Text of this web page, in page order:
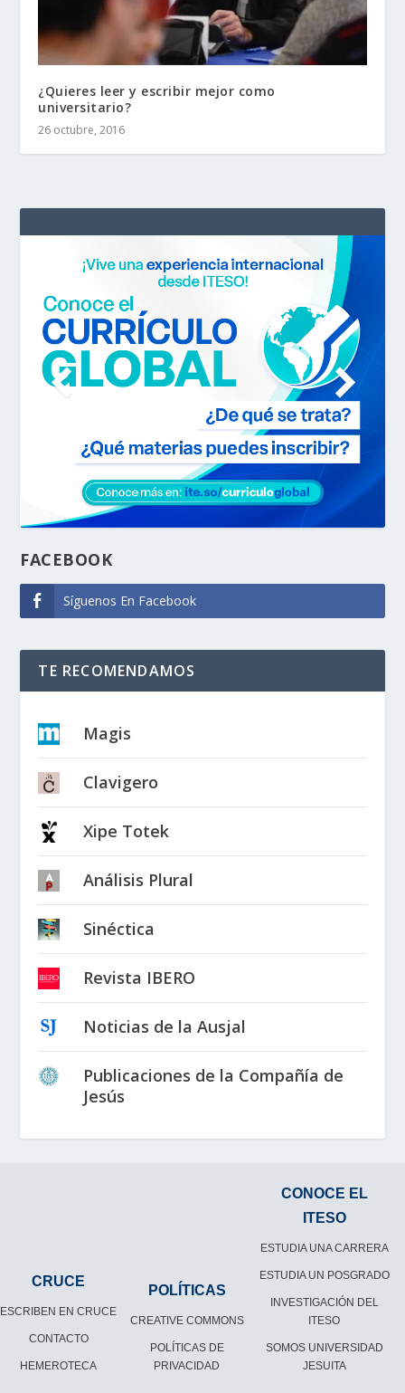
¿Quieres leer y escribir mejor como
universitario?
26 octubre, 2016
FACEBOOK
Síguenos En Facebook
TE RECOMENDAMOS
Magis
Clavigero
Xipe Totek
Análisis Plural
Sinéctica
Revista IBERO
Noticias de la Ausjal
Publicaciones de la Compañía de
Jesús
CRUCE
ESCRIBEN EN CRUCE
CONTACTO
HEMEROTECA
POLÍTICAS
CREATIVE COMMONS
POLÍTICAS DE
PRIVACIDAD
CONOCE EL
ITESO
ESTUDIA UNA CARRERA
ESTUDIA UN POSGRADO
INVESTIGACIÓN DEL
ITESO
SOMOS UNIVERSIDAD
JESUITA